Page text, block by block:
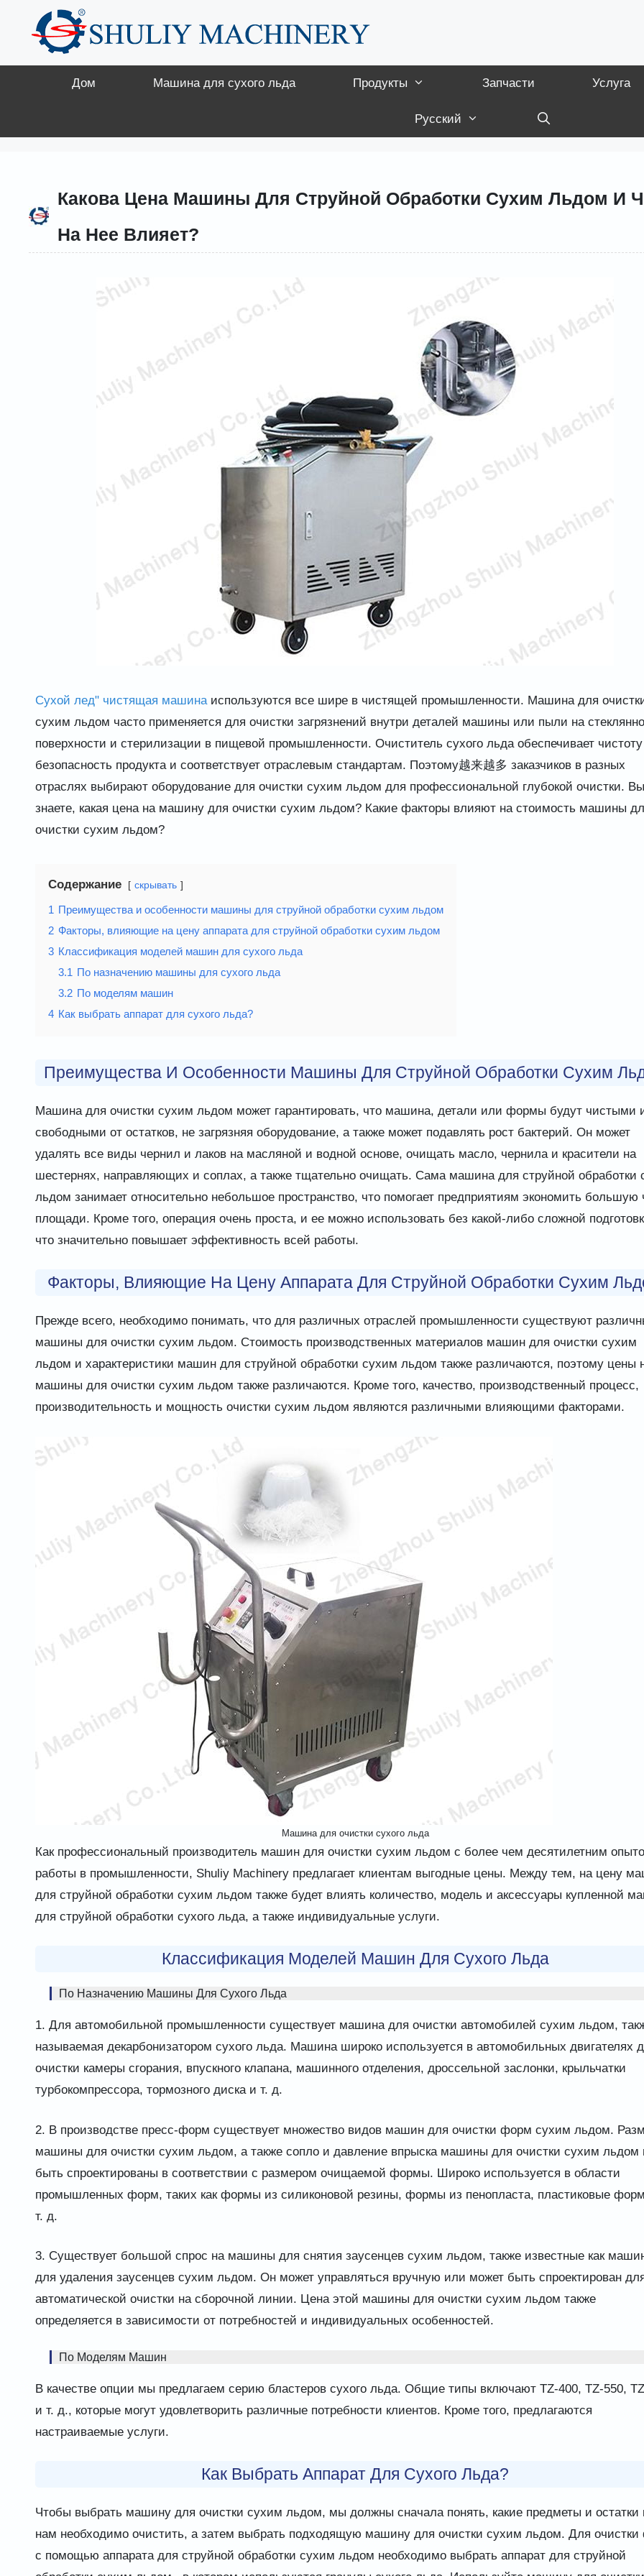
Перейти
содержимому
Дом Машина для сухого льда Продукты Запчасти Услуга
Русский
Какова Цена Машины Для Струйной Обработки Сухим Льдом И
На Нее Влияет?
Сухой лед" чистящая машинаиспользуются все шире в чистящей промышленности. Машина для
сухим льдом часто применяется для очистки загрязнений внутри деталей машины или пыли на
поверхности и стерилизации в пищевой промышленности. Очиститель сухого льда обеспечивает
безопасность продукта и соответствует отраслевым стандартам. Поэтому越来越多 заказчиков в разных
отраслях выбирают оборудование для очистки сухим льдом для профессиональной глубокой очистки. Вы
знаете, какая цена на машину для очистки сухим льдом? Какие факторы влияют на стоимость машины
очистки сухим льдом?
Содержание скрывать
1 Преимущества и особенности машины для струйной обработки сухим льдом
2 Факторы, влияющие на цену аппарата для струйной обработки сухим льдом
3 Классификация моделей машин для сухого льда
3.1 По назначению машины для сухого льда
3.2 По моделям машин
4 Как выбрать аппарат для сухого льда?
Преимущества И Особенности Машины Для Струйной Обработки Сухим
Машина для очистки сухим льдом может гарантировать, что машина, детали или формы будут чистыми
свободными от остатков, не загрязняя оборудование, а также может подавлять рост бактерий. Он может
удалять все виды чернил и лаков на масляной и водной основе, очищать масло, чернила и красители на
шестернях, направляющих и соплах, а также тщательно очищать. Сама машина для струйной обработки
льдом занимает относительно небольшое пространство, что помогает предприятиям экономить большую
площади. Кроме того, операция очень проста, и ее можно использовать без какой-либо сложной
что значительно повышает эффективность всей работы.
Факторы, Влияющие На Цену Аппарата Для Струйной Обработки Сухим
Прежде всего, необходимо понимать, что для различных отраслей промышленности существуют
машины для очистки сухим льдом. Стоимость производственных материалов машин для очистки сухим
льдом и характеристики машин для струйной обработки сухим льдом также различаются, поэтому цены
машины для очистки сухим льдом также различаются. Кроме того, качество, производственный процесс,
производительность и мощность очистки сухим льдом являются различными влияющими факторами.
Машина для очистки сухого льда
Как профессиональный производитель машин для очистки сухим льдом с более чем десятилетним
работы в промышленности, Shuliy Machinery предлагает клиентам выгодные цены. Между тем, на цену
для струйной обработки сухим льдом также будет влиять количество, модель и аксессуары купленной
для струйной обработки сухого льда, а также индивидуальные услуги.
Классификация Моделей Машин Для Сухого Льда
По Назначению Машины Для Сухого Льда
1. Для автомобильной промышленности существует машина для очистки автомобилей сухим льдом,
называемая декарбонизатором сухого льда. Машина широко используется в автомобильных двигателях
очистки камеры сгорания, впускного клапана, машинного отделения, дроссельной заслонки, крыльчатки
турбокомпрессора, тормозного диска и т. д.
2. В производстве пресс-форм существует множество видов машин для очистки форм сухим льдом.
машины для очистки сухим льдом, а также сопло и давление впрыска машины для очистки сухим льдом
быть спроектированы в соответствии с размером очищаемой формы. Широко используется в области
промышленных форм, таких как формы из силиконовой резины, формы из пенопласта, пластиковые
т. д.
3. Существует большой спрос на машины для снятия заусенцев сухим льдом, также известные как
для удаления заусенцев сухим льдом. Он может управляться вручную или может быть спроектирован
автоматической очистки на сборочной линии. Цена этой машины для очистки сухим льдом также
определяется в зависимости от потребностей и индивидуальных особенностей.
По Моделям Машин
В качестве опции мы предлагаем серию бластеров сухого льда. Общие типы включают TZ-400, TZ-550,
и т. д., которые могут удовлетворить различные потребности клиентов. Кроме того, предлагаются
настраиваемые услуги.
Как Выбрать Аппарат Для Сухого Льда?
Чтобы выбрать машину для очистки сухим льдом, мы должны сначала понять, какие предметы и остатки
нам необходимо очистить, а затем выбрать подходящую машину для очистки сухим льдом. Для
с помощью аппарата для струйной обработки сухим льдом необходимо выбрать аппарат для струйной